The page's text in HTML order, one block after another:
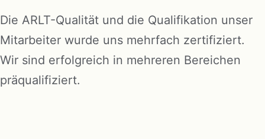
Die ARLT-Qualität und die Qualifikation unser
Mitarbeiter wurde uns mehrfach zertifiziert.
Wir sind erfolgreich in mehreren Bereichen
präqualifiziert.